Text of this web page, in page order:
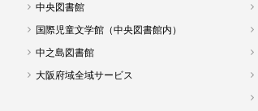
中央図書館
国際児童文学館（中央図書館内）
中之島図書館
大阪府域全域サービス